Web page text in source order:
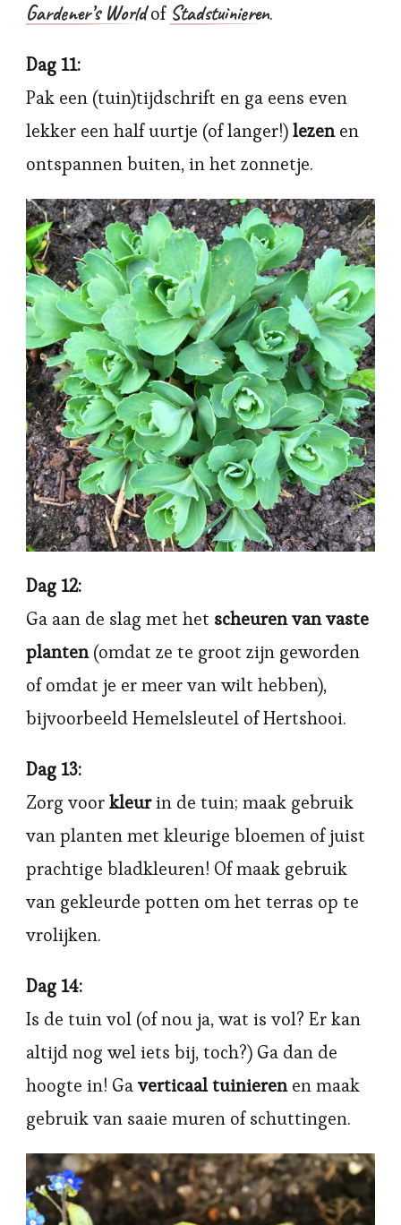
Gardener’s Worldof Stadstuinieren.
Dag 11:
Pak een (tuin)tijdschrift en ga eens even
lekker een half uurtje (of langer!)lezenen
ontspannen buiten, in het zonnetje.
Dag 12:
Ga aan de slag met het scheuren van vaste
planten(omdat ze te groot zijn geworden
of omdat je er meer van wilt hebben),
bijvoorbeeld Hemelsleutel of Hertshooi.
Dag 13:
Zorg voorkleurin de tuin; maak gebruik
van planten met kleurige bloemen of juist
prachtige bladkleuren! Of maak gebruik
van gekleurde potten om het terras op te
vrolijken.
Dag 14:
Is de tuin vol (of nou ja, wat is vol? Er kan
altijd nog wel iets bij, toch?) Ga dan de
hoogte in! Gaverticaal tuinierenen maak
gebruik van saaie muren of schuttingen.